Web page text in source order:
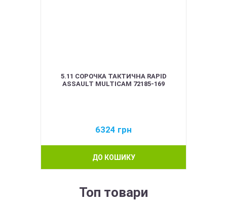
5.11 СОРОЧКА ТАКТИЧНА RAPID
ASSAULT MULTICAM 72185-169
6324 грн
ДО КОШИКУ
Топ товари